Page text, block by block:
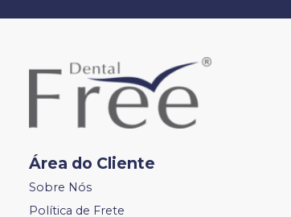
Área do Cliente
Sobre Nós
Política de Frete